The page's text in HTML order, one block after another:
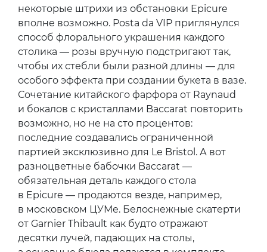
Концепция уюта
Даже если вы не большой знаток декора,
подсмотреть и где-то даже повторить
некоторые штрихи из обстановки Epicure
вполне возможно. Posta da VIP приглянулся
способ флорального украшения каждого
столика — розы вручную подстригают так,
чтобы их стебли были разной длины — для
особого эффекта при создании букета в вазе.